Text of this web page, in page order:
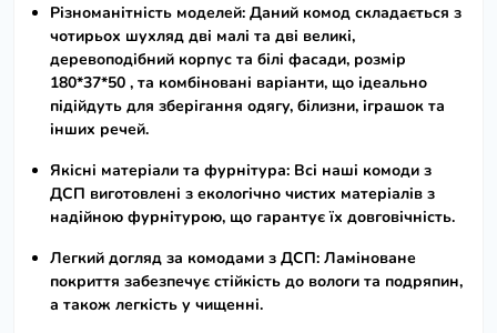
Різноманітність моделей: Даний комод складається з
чотирьох шухляд дві малі та дві великі,
деревоподібний корпус та білі фасади, розмір
180*37*50 , та комбіновані варіанти, що ідеально
підійдуть для зберігання одягу, білизни, іграшок та
інших речей.
Якісні матеріали та фурнітура: Всі наші комоди з
ДСП виготовлені з екологічно чистих матеріалів з
надійною фурнітурою, що гарантує їх довговічність.
Легкий догляд за комодами з ДСП: Ламіноване
покриття забезпечує стійкість до вологи та подряпин,
а також легкість у чищенні.